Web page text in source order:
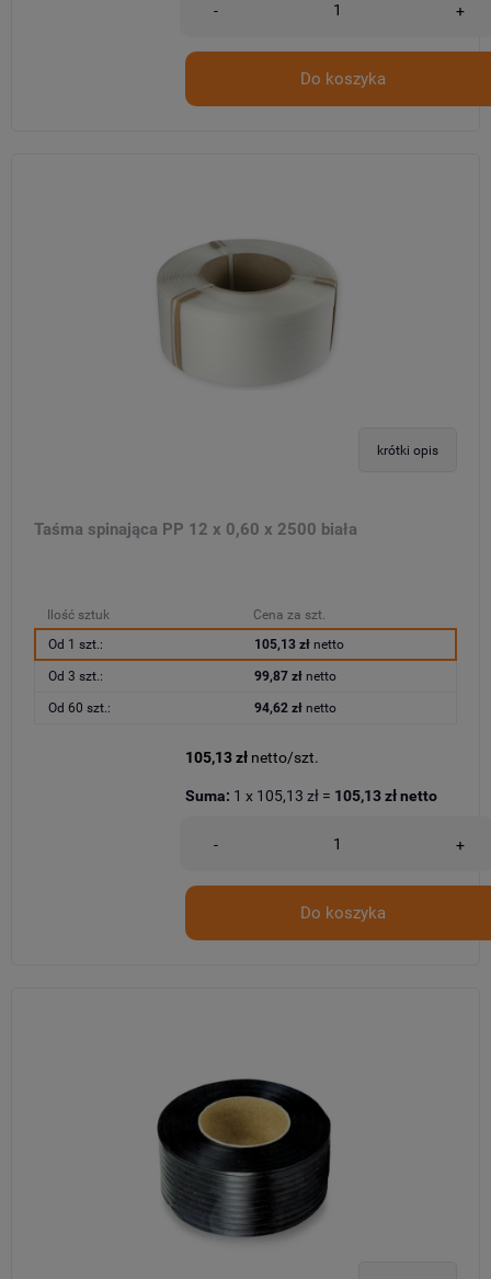
- +
Do koszyka
krótki opis
Taśma spinająca PP 12 x 0,60 x 2500 biała
Ilość sztuk
Cena za szt.
Od 1 szt.:
105,13 złnetto
Od 3 szt.: 99,87 złnetto
Od 60 szt.: 94,62 złnetto
105,13 zł netto/szt.
- +
Do koszyka
Suma: 1 x 105,13 zł = 105,13 złnetto